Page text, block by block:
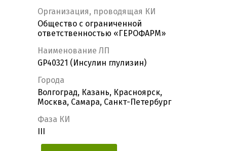
Организация, проводящая КИ
Общество с ограниченной
ответственностью «ГЕРОФАРМ»
Наименование ЛП
GP40321 (Инсулин глулизин)
Города
Волгоград, Казань, Красноярск,
Москва, Самара, Санкт-Петербург
Фаза КИ